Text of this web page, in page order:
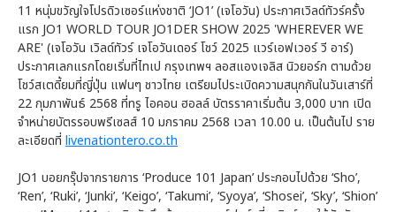
11 หนุ่มขวัญใจโปรดิวเซอร์แห่งชาติ ‘JO1’ (เจโอวัน) ประกาศเวิลด์ทัวร์ครั้ง
แรก JO1 WORLD TOUR JO1DER SHOW 2025 'WHEREVER WE
ARE' (เจโอวัน เวิลด์ทัวร์ เจโอวันเดอร์ โชว์ 2025 แวร์เอฟเวอร์ วี อาร์)
ประกาศเลกแรกโดยเริ่มที่ไทเป กรุงเทพฯ ลอสแองเจลิส นิวยอร์ก ตามด้วย
โชว์สเตดี้ยมที่ญี่ปุ่น แฟนๆ ชาวไทย เตรียมไประเบิดความสนุกกันในวันเสาร์ที่
22 กุมภาพันธ์ 2568 ที่ทรู ไอคอน ฮอลล์ บัตรราคาเริ่มต้น 3,000 บาท เปิด
จำหน่ายบัตรรอบพรีเซลส์ 10 มกราคม 2568 เวลา 10.00 น. เป็นต้นไป ราย
ละเอียดที่ livenationtero.co.th
JO1 บอยกรุ๊ปจากรายการ ‘Produce 101 Japan’ ประกอบไปด้วย ‘Sho’,
‘Ren’, ‘Ruki’, ‘Junki’, ‘Keigo’, ‘Takumi’, ‘Syoya’, ‘Shosei’, ‘Sky’, ‘Shion’